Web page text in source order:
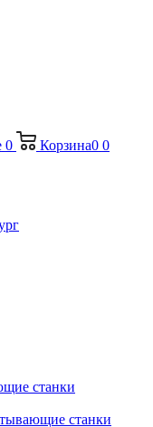
0 Корзина0 0
станки
станки